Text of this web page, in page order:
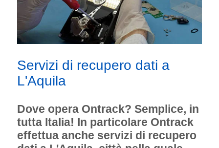
Servizi di recupero dati a
L'Aquila
Dove opera Ontrack? Semplice, in
tutta Italia! In particolare Ontrack
effettua anche servizi di recupero